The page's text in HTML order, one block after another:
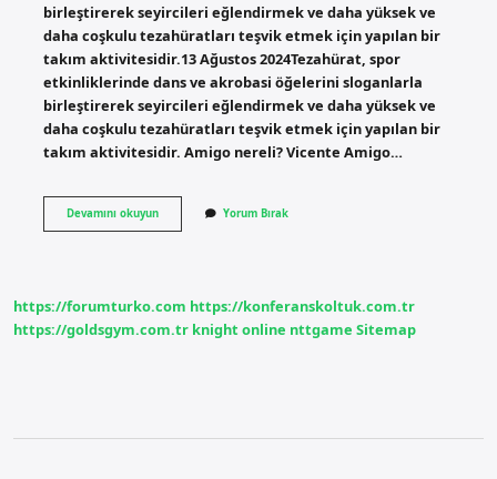
birleştirerek seyircileri eğlendirmek ve daha yüksek ve
daha coşkulu tezahüratları teşvik etmek için yapılan bir
takım aktivitesidir.13 Ağustos 2024Tezahürat, spor
etkinliklerinde dans ve akrobasi öğelerini sloganlarla
birleştirerek seyircileri eğlendirmek ve daha yüksek ve
daha coşkulu tezahüratları teşvik etmek için yapılan bir
takım aktivitesidir. Amigo nereli? Vicente Amigo…
Devamını okuyunAmigo
Ne
Yorum Bırak
https://forumturko.com https://konferanskoltuk.com.tr
https://goldsgym.com.tr knight online nttgame Sitemap